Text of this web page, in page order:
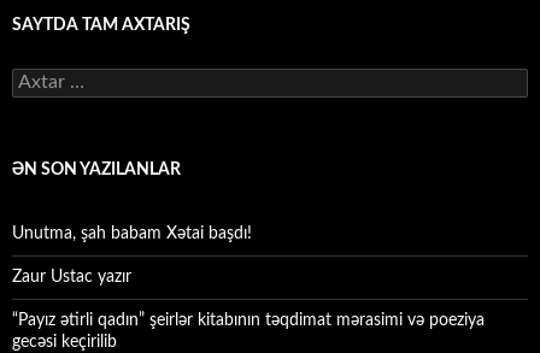
SAYTDA TAM AXTARIŞ
Axtarış:
ƏN SON YAZILANLAR
Unutma, şah babam Xətai başdı!
Zaur Ustac yazır
“Payız ətirli qadın” şeirlər kitabının təqdimat mərasimi və poeziya
gecəsi keçirilib